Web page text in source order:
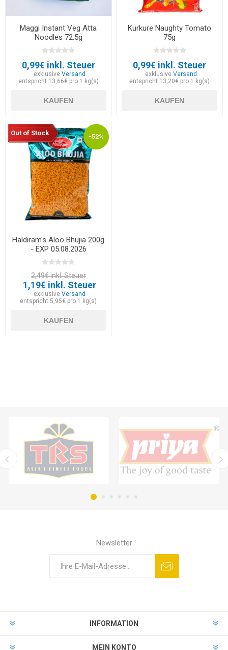
Maggi Instant Veg Atta
Noodles 72.5g
0,99€ inkl. Steuer
exklusiveVersand
entspricht 13,66€ pro 1 kg(s)
KAUFEN
Kurkure Naughty Tomato
75g
0,99€ inkl. Steuer
exklusive Versand
entspricht 13,20€ pro 1 kg(s)
KAUFEN
-52%
Out of Stock
Haldiram's Aloo Bhujia 200g
- EXP 05.08.2026
2,49€ inkl. Steuer
1,19€ inkl. Steuer
exklusiveVersand
entspricht 5,95€ pro 1 kg(s)
KAUFEN
Newsletter
INFORMATION
MEIN KONTO